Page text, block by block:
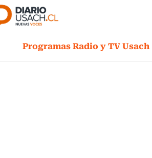
Programas Radio y TV Usach